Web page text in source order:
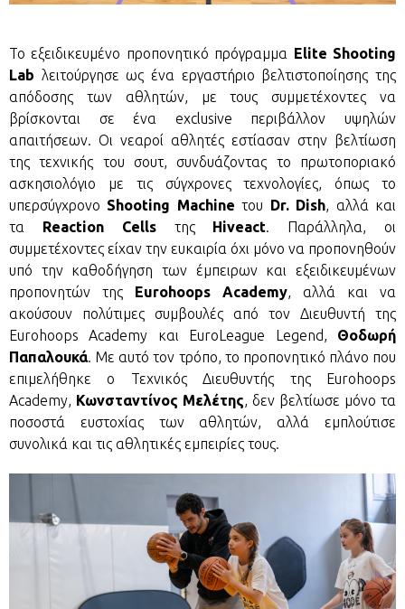
Το εξειδικευμένο προπονητικό πρόγραμμα Elite Shooting
Lab λειτούργησε ως ένα εργαστήριο βελτιστοποίησης της
απόδοσης των αθλητών, με τους συμμετέχοντες να
βρίσκονται σε ένα exclusive περιβάλλον υψηλών
απαιτήσεων. Οι νεαροί αθλητές εστίασαν στην βελτίωση
της τεχνικής του σουτ, συνδυάζοντας το πρωτοποριακό
ασκησιολόγιο με τις σύγχρονες τεχνολογίες, όπως το
υπερσύγχρονο Shooting Machine του Dr. Dish, αλλά και
τα Reaction Cellsτης Hiveact. Παράλληλα, οι
συμμετέχοντες είχαν την ευκαιρία όχι μόνο να προπονηθούν
υπό την καθοδήγηση των έμπειρων και εξειδικευμένων
προπονητών της Eurohoops Academy, αλλά και να
ακούσουν πολύτιμες συμβουλές από τον Διευθυντή της
Eurohoops Academy και EuroLeague Legend, Θοδωρή
Παπαλουκά. Με αυτό τον τρόπο, το προπονητικό πλάνο που
επιμελήθηκε ο Τεχνικός Διευθυντής της Eurohoops
Academy, Κωνσταντίνος Μελέτης, δεν βελτίωσε μόνο τα
ποσοστά ευστοχίας των αθλητών, αλλά εμπλούτισε
συνολικά και τις αθλητικές εμπειρίες τους.